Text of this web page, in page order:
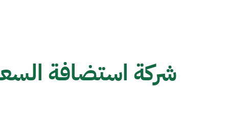
شركة استضافة